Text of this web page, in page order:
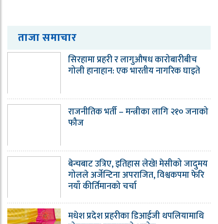
ताजा समाचार
सिरहामा प्रहरी र लागुऔषध कारोबारीबीच
गोली हानाहान: एक भारतीय नागरिक घाइते
राजनीतिक भर्ती – मन्त्रीका लागि २१० जनाको
फौज
बेन्चबाट उत्रिए, इतिहास लेखे! मेसीको जादुमय
गोलले अर्जेन्टिना अपराजित, विश्वकपमा फेरि
नयाँ कीर्तिमानको चर्चा
मधेश प्रदेश प्रहरीका डिआईजी थपलियामाथि